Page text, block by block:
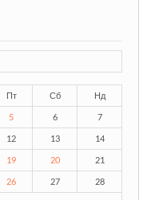
Пт Сб Нд
5 6 7
12 13 14
19 20 21
26 27 28